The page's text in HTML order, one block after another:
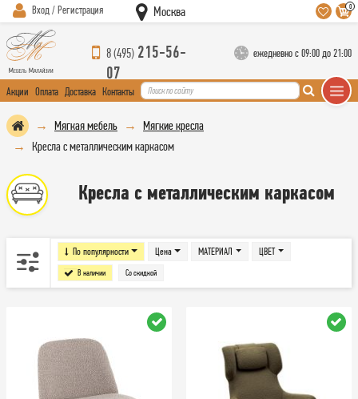
Вход / Регистрация Москва 0
8 (495) 215-56-
07
ежедневно с 09:00 до 21:00
Акции Оплата Доставка Контакты
Мягкая мебель
Мягкие кресла
Кресла с металлическим каркасом
Кресла с металлическим каркасом
По популярности Цена
В наличии Со скидкой
МАТЕРИАЛ ЦВЕТ